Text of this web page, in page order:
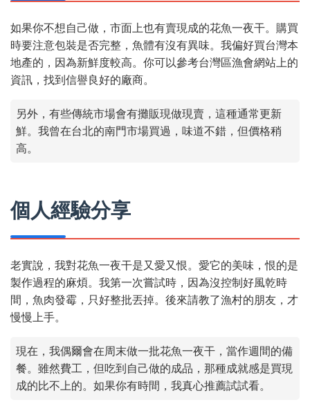
如果你不想自己做，市面上也有賣現成的花魚一夜干。購買
時要注意包裝是否完整，魚體有沒有異味。我偏好買台灣本
地產的，因為新鮮度較高。你可以參考台灣區漁會網站上的
資訊，找到信譽良好的廠商。
另外，有些傳統市場會有攤販現做現賣，這種通常更新
鮮。我曾在台北的南門市場買過，味道不錯，但價格稍
高。
個人經驗分享
老實說，我對花魚一夜干是又愛又恨。愛它的美味，恨的是
製作過程的麻煩。我第一次嘗試時，因為沒控制好風乾時
間，魚肉發霉，只好整批丟掉。後來請教了漁村的朋友，才
慢慢上手。
現在，我偶爾會在周末做一批花魚一夜干，當作週間的備
餐。雖然費工，但吃到自己做的成品，那種成就感是買現
成的比不上的。如果你有時間，我真心推薦試試看。